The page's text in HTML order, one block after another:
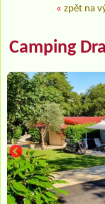
« zpět na
Camping